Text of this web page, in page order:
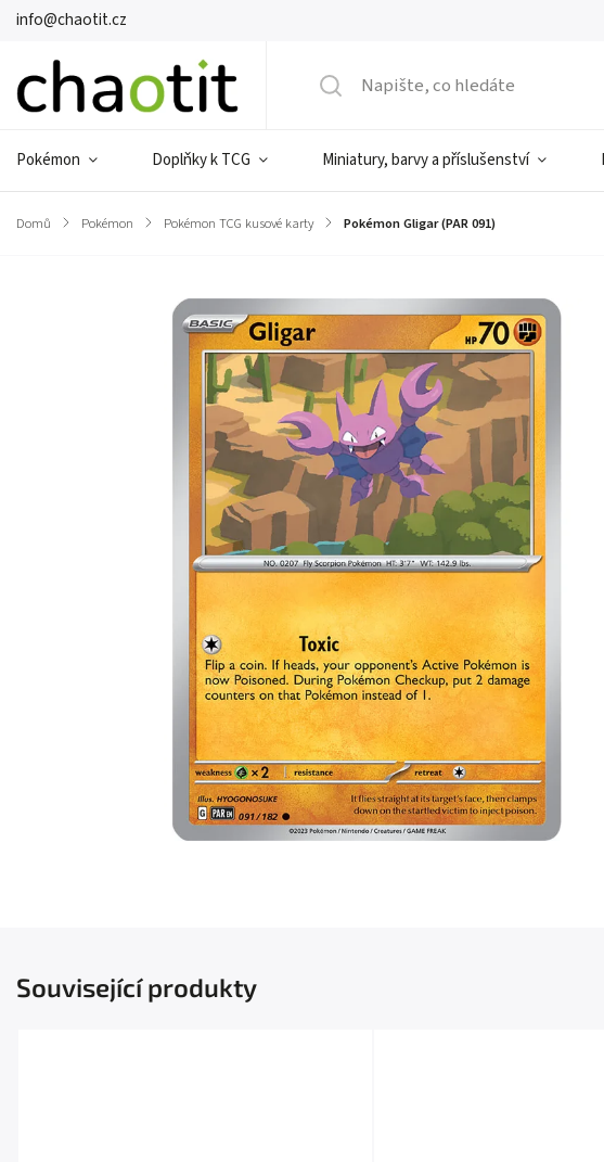
info@chaotit.cz
Pokémon Doplňky k TCG Miniatury, barvy a příslušenství
Domů / Pokémon / Pokémon TCG kusové karty / Pokémon Gligar (PAR 091)
Související produkty